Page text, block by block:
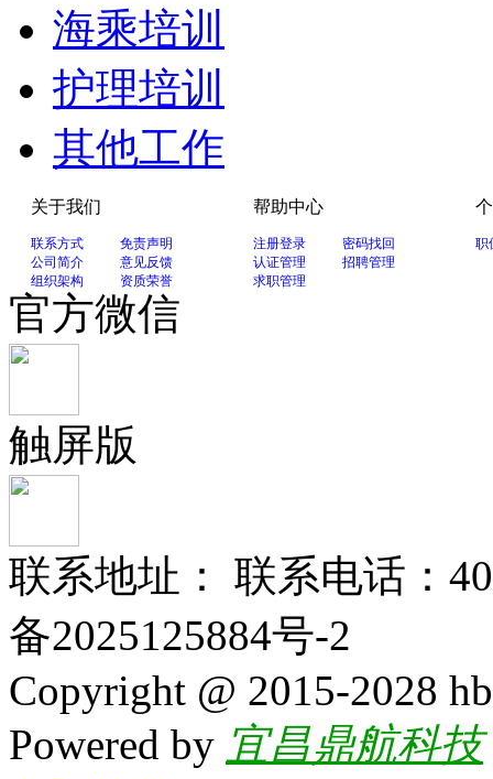
海乘培训
护理培训
其他工作
关于我们
联系方式
免责声明
公司简介
意见反馈
组织架构
资质荣誉
帮助中心
注册登录
密码找回
认证管理
招聘管理
求职管理
职
官方微信
触屏版
联系地址： 联系电话：
备2025125884号-2
Copyright @ 2015-2028
Powered by 宜昌鼎航科技